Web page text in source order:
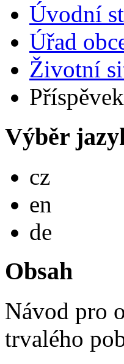
Úvodní
Úřad
Životní
Výběr
cz
en
de
Obsah
Návod pro
trvalého